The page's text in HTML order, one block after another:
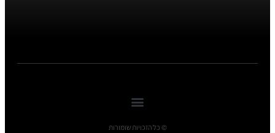
© כל הזכויות שומורות